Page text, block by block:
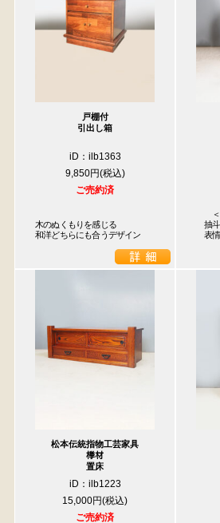
戸棚付
引出し箱
iD：ilb1363
9,850円
ご売約済
木のぬくもりを感じる
和洋どちらにも合うデザイン
＜
抽斗
表情
松本伝統指物工芸家具
﨔材
置床
iD：ilb1223
15,000円
ご売約済